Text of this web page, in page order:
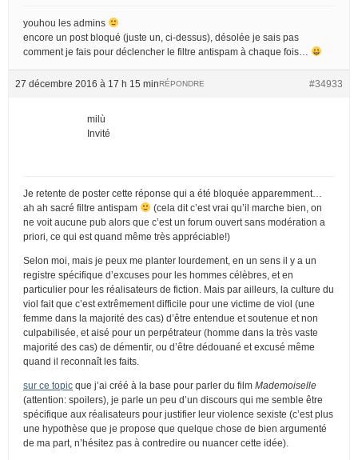
youhou les admins
encore un post bloqué (juste un, ci-dessus), désolée je sais pas
comment je fais pour déclencher le filtre antispam à chaque fois…
27 décembre 2016 à 17 h 15 min #34933
RÉPONDRE
milù
Invité
Je retente de poster cette réponse qui a été bloquée apparemment…
ah ah sacré filtre antispam
(cela dit c’est vrai qu’il marche bien, on
ne voit aucune pub alors que c’est un forum ouvert sans modération a
priori, ce qui est quand même très appréciable!)
Selon moi, mais je peux me planter lourdement, en un sens il y a un
registre spécifique d’excuses pour les hommes célèbres, et en
particulier pour les réalisateurs de fiction. Mais par ailleurs, la culture du
viol fait que c’est extrêmement difficile pour une victime de viol (une
femme dans la majorité des cas) d’être entendue et soutenue et non
culpabilisée, et aisé pour un perpétrateur (homme dans la très vaste
majorité des cas) de démentir, ou d’être dédouané et excusé même
quand il reconnaît les faits.
sur ce topic que j’ai créé à la base pour parler du film Mademoiselle
(attention: spoilers), je parle un peu d’un discours qui me semble être
spécifique aux réalisateurs pour justifier leur violence sexiste (c’est plus
une hypothèse que je propose que quelque chose de bien argumenté
de ma part, n’hésitez pas à contredire ou nuancer cette idée).